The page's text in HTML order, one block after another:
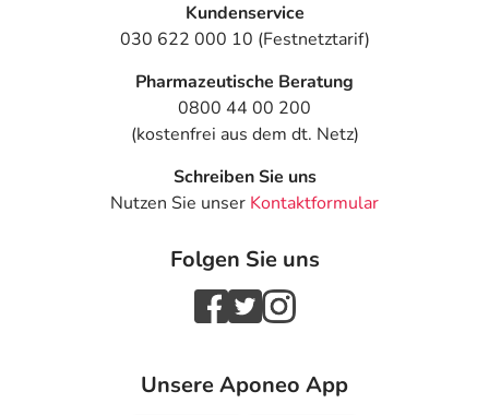
Kundenservice
030 622 000 10 (Festnetztarif)
Pharmazeutische Beratung
0800 44 00 200
(kostenfrei aus dem dt. Netz)
Schreiben Sie uns
Nutzen Sie unser Kontaktformular
Folgen Sie uns
Unsere Aponeo App